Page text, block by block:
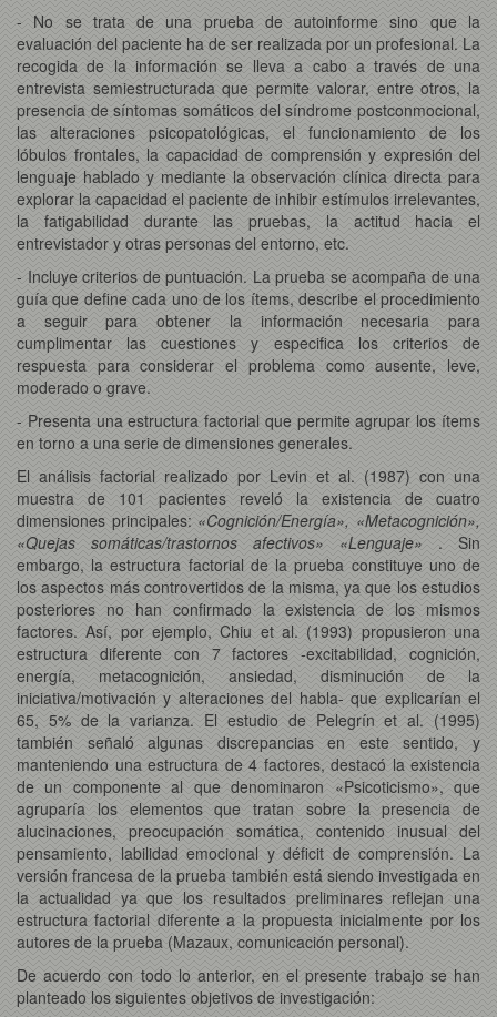
- No se trata de una prueba de autoinforme sino que la
evaluación del paciente ha de ser realizada por un profesional. La
recogida de la información se lleva a cabo a través de una
entrevista semiestructurada que permite valorar, entre otros, la
presencia de síntomas somáticos del síndrome postconmocional,
las alteraciones psicopatológicas, el funcionamiento de los
lóbulos frontales, la capacidad de comprensión y expresión del
lenguaje hablado y mediante la observación clínica directa para
explorar la capacidad el paciente de inhibir estímulos irrelevantes,
la fatigabilidad durante las pruebas, la actitud hacia el
entrevistador y otras personas del entorno, etc.
- Incluye criterios de puntuación. La prueba se acompaña de una
guía que define cada uno de los ítems, describe el procedimiento
a seguir para obtener la información necesaria para
cumplimentar las cuestiones y especifica los criterios de
respuesta para considerar el problema como ausente, leve,
moderado o grave.
- Presenta una estructura factorial que permite agrupar los ítems
en torno a una serie de dimensiones generales.
El análisis factorial realizado por Levin et al. (1987) con una
muestra de 101 pacientes reveló la existencia de cuatro
dimensiones principales: «Cognición/Energía», «Metacognición»,
«Quejas somáticas/trastornos afectivos»
«Lenguaje» . Sin
embargo, la estructura factorial de la prueba constituye uno de
los aspectos más controvertidos de la misma, ya que los estudios
posteriores no han confirmado la existencia de los mismos
factores. Así, por ejemplo, Chiu et al. (1993) propusieron una
estructura diferente con 7 factores -excitabilidad, cognición,
energía, metacognición, ansiedad, disminución de la
iniciativa/motivación y alteraciones del habla- que explicarían el
65, 5% de la varianza. El estudio de Pelegrín et al. (1995)
también señaló algunas discrepancias en este sentido, y
manteniendo una estructura de 4 factores, destacó la existencia
de un componente al que denominaron «Psicoticismo», que
agruparía los elementos que tratan sobre la presencia de
alucinaciones, preocupación somática, contenido inusual del
pensamiento, labilidad emocional y déficit de comprensión. La
versión francesa de la prueba también está siendo investigada en
la actualidad ya que los resultados preliminares reflejan una
estructura factorial diferente a la propuesta inicialmente por los
autores de la prueba (Mazaux, comunicación personal).
De acuerdo con todo lo anterior, en el presente trabajo se han
planteado los siguientes objetivos de investigación: